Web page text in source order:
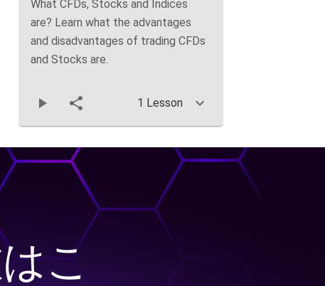
What CFDs, Stocks and Indices
are? Learn what the advantages
and disadvantages of trading CFDs
and Stocks are.
1 Lesson
こ